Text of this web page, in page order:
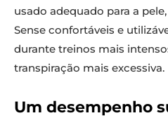
usado adequado para a
Sense confortáveis e
durante treinos mais
transpiração mais excessiva.
Um desempenho